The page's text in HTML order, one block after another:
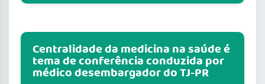
Centralidade da medicina na saúde é
tema de conferência conduzida por
médico desembargador do TJ-PR